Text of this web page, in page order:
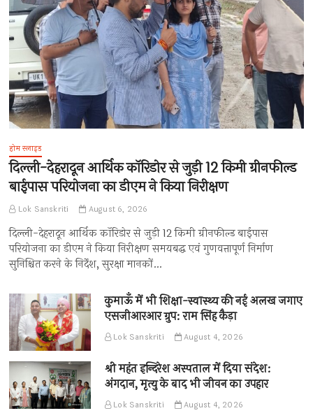
होम स्लाइड
दिल्ली-देहरादून आर्थिक कॉरिडोर से जुड़ी 12 किमी ग्रीनफील्ड
बाईपास परियोजना का डीएम ने किया निरीक्षण
Lok Sanskriti August 6, 2026
दिल्ली-देहरादून आर्थिक कॉरिडोर से जुड़ी 12 किमी ग्रीनफील्ड बाईपास
परियोजना का डीएम ने किया निरीक्षण समयबद्ध एवं गुणवत्तापूर्ण निर्माण
सुनिश्चित करने के निर्देश, सुरक्षा मानकों…
कुमाऊँ में भी शिक्षा-स्वास्थ्य की नई अलख जगाए
एसजीआरआर ग्रुप: राम सिंह कैड़ा
Lok Sanskriti August 4, 2026
श्री महंत इन्दिरेश अस्पताल में दिया संदेश:
अंगदान, मृत्यु के बाद भी जीवन का उपहार
Lok Sanskriti August 4, 2026